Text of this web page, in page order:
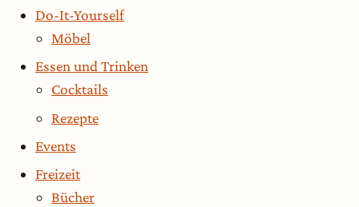
Do-It-Yourself
Möbel
Essen und Trinken
Cocktails
Rezepte
Events
Freizeit
Bücher